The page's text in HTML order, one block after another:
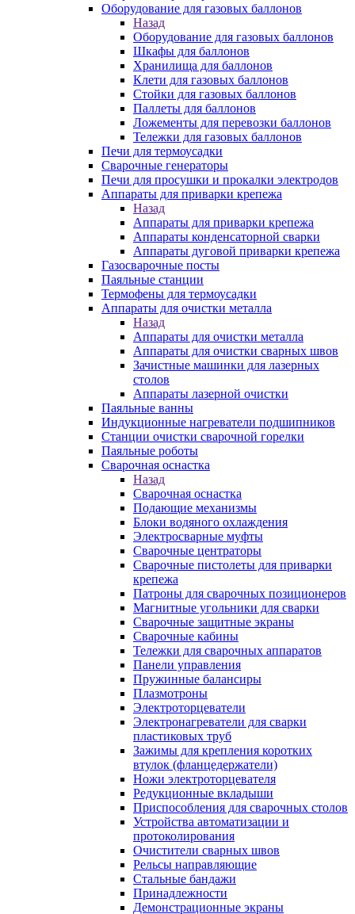
Оборудование для газовых баллонов
Назад
Оборудование для газовых баллонов
Шкафы для баллонов
Хранилища для баллонов
Клети для газовых баллонов
Стойки для газовых баллонов
Паллеты для баллонов
Ложементы для перевозки баллонов
Тележки для газовых баллонов
Печи для термоусадки
Сварочные генераторы
Печи для просушки и прокалки электродов
Аппараты для приварки крепежа
Назад
Аппараты для приварки крепежа
Аппараты конденсаторной сварки
Аппараты дуговой приварки крепежа
Газосварочные посты
Паяльные станции
Термофены для термоусадки
Аппараты для очистки металла
Назад
Аппараты для очистки металла
Аппараты для очистки сварных швов
Зачистные машинки для лазерных
столов
Аппараты лазерной очистки
Паяльные ванны
Индукционные нагреватели подшипников
Станции очистки сварочной горелки
Паяльные роботы
Сварочная оснастка
Назад
Сварочная оснастка
Подающие механизмы
Блоки водяного охлаждения
Электросварные муфты
Сварочные центраторы
Сварочные пистолеты для приварки
крепежа
Патроны для сварочных позиционеров
Магнитные угольники для сварки
Сварочные защитные экраны
Сварочные кабины
Тележки для сварочных аппаратов
Панели управления
Пружинные балансиры
Плазмотроны
Электроторцеватели
Электронагреватели для сварки
пластиковых труб
Зажимы для крепления коротких
втулок (фланцедержатели)
Ножи электроторцевателя
Редукционные вкладыши
Приспособления для сварочных столов
Устройства автоматизации и
протоколирования
Очистители сварных швов
Рельсы направляющие
Стальные бандажи
Принадлежности
Демонстрационные экраны